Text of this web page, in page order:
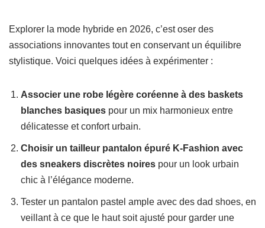
Explorer la mode hybride en 2026, c’est oser des
associations innovantes tout en conservant un équilibre
stylistique. Voici quelques idées à expérimenter :
Associer une robe légère coréenne à des baskets
blanches basiques pour un mix harmonieux entre
délicatesse et confort urbain.
Choisir un tailleur pantalon épuré K-Fashion avec
des sneakers discrètes noires pour un look urbain
chic à l’élégance moderne.
Tester un pantalon pastel ample avec des dad shoes, en
veillant à ce que le haut soit ajusté pour garder une